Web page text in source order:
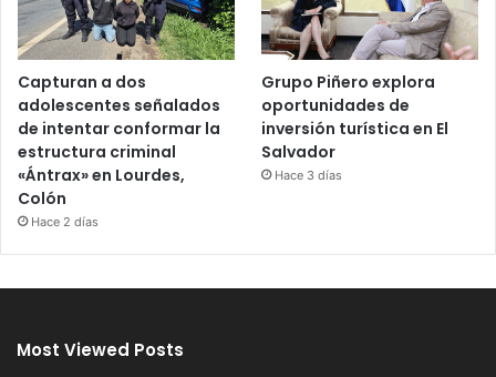
Capturan a dos
adolescentes señalados
de intentar conformar la
estructura criminal
«Ántrax» en Lourdes,
Colón
Hace 2 días
Grupo Piñero explora
oportunidades de
inversión turística en El
Salvador
Hace 3 días
Most Viewed Posts